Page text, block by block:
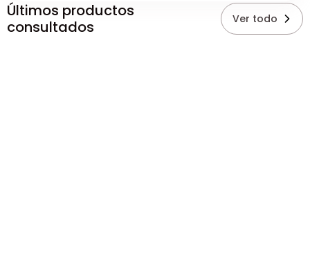
Últimos productos
consultados
Ver todo